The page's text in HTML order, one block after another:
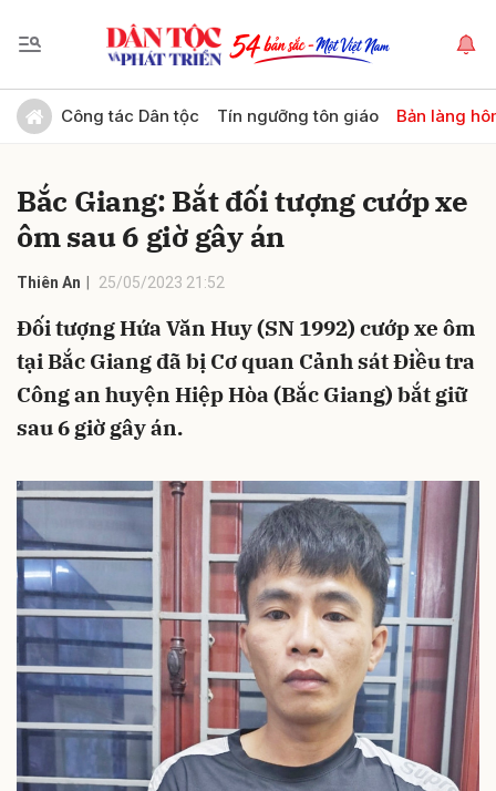
Công tác Dân tộc Tín ngưỡng tôn giáo Bản làng
Bắc Giang: Bắt đối tượng cướp xe
ôm sau 6 giờ gây án
Thiên An 25/05/2023 21:52
Đối tượng Hứa Văn Huy (SN 1992) cướp xe ôm
tại Bắc Giang đã bị Cơ quan Cảnh sát Điều tra
Công an huyện Hiệp Hòa (Bắc Giang) bắt giữ
sau 6 giờ gây án.
Gửi bình luận
Hủy Gửi